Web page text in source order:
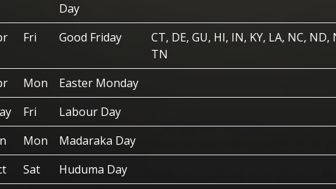
Day
Fri Good Friday
CT, DE, GU, HI, IN, KY, LA, NC, ND,
TN
Mon
Easter Monday
Fri
Labour Day
Mon
Madaraka Day
Sat
Huduma Day